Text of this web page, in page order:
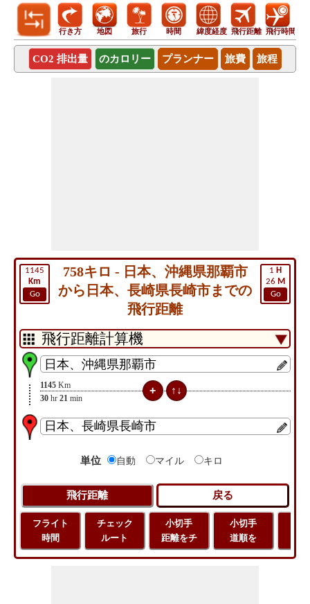
行き方 地図 旅行 時間 緯度経度 飛行距離 飛行時間
CO2 排出量 のカロリー プランナー 旅費 旅程
1145
Km
Go
1 H
26 M
Go
758キロ - 日本、沖縄県那覇市
から日本、長崎県長崎市までの
飛行距離
1145 Km
30 hr 21 min
単位 自動 マイル キロ
フライト
時間
チェック
ルート
小切手
距離をチ
小切手
道順を